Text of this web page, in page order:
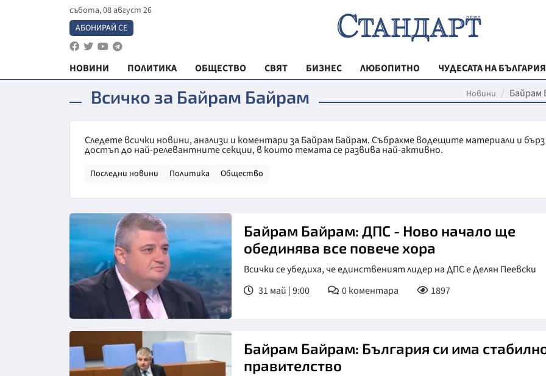
събота, 08 август 26
АБОНИРАЙ СЕ
НОВИНИ ПОЛИТИКА ОБЩЕСТВО СВЯТ БИЗНЕС ЛЮБОПИТНО
ЧУДЕСАТА НА БЪЛГАРИЯ
РЕГИОНАЛНИ
МЛАДЕЖКА
ДА! НА
Всичко за Байрам Байрам Новини Байрам
Следете всички новини, анализи и коментари за Байрам Байрам. Събрахме водещите материали и бърз
достъп до най-релевантните секции, в които темата се развива най-активно.
Последни новини Политика Общество
Байрам Байрам: ДПС - Ново начало ще
обединява все повече хора
Всички се убедиха, че единственият лидер на ДПС е Делян Пеевски
31 май | 9:00
0коментара 1897
Байрам Байрам: България си има
правителство